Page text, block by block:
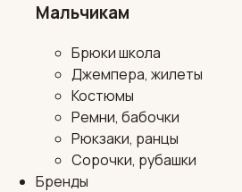
Мальчикам
Брюки школа
Джемпера, жилеты
Костюмы
Ремни, бабочки
Рюкзаки, ранцы
Сорочки, рубашки
Бренды